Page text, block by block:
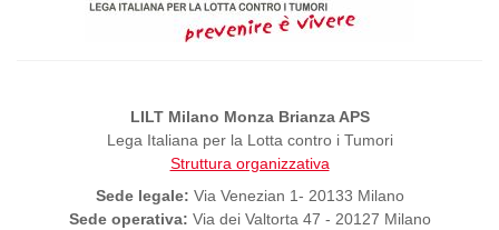
LILT Milano Monza Brianza APS
Lega Italiana per la Lotta contro i Tumori
Struttura organizzativa
Sede legale: Via Venezian 1- 20133 Milano
Sede operativa: Via dei Valtorta 47 - 20127 Milano